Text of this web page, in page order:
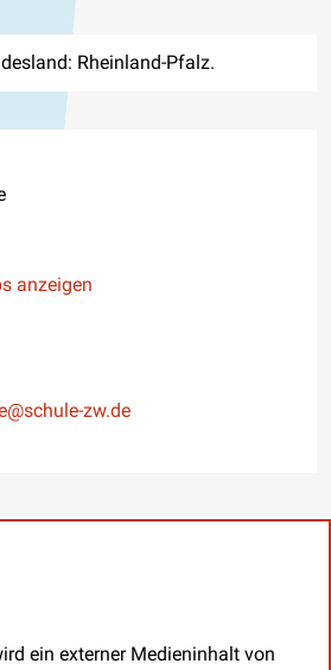
Rheinland-Pfalz.
anzeigen
zw.de
ein externer Medieninhalt von